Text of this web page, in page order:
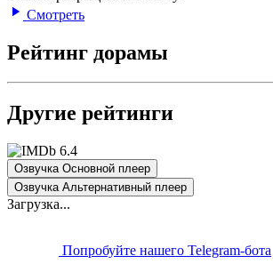
Смотреть
Рейтинг дорамы
Другие рейтинги
6.4
Озвучка Основной плеер
Озвучка Альтернативный плеер
Загрузка...
Попробуйте нашего Telegram-бота